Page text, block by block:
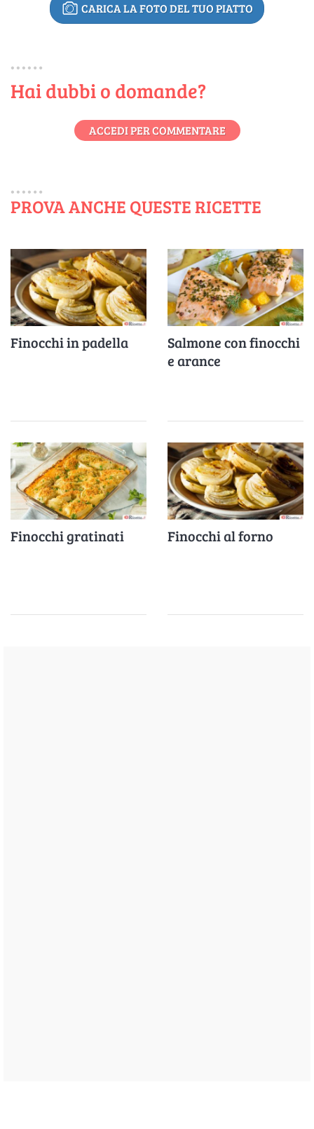
CARICA LA FOTO DEL TUO PIATTO
Hai dubbi o domande?
ACCEDI PER COMMENTARE
PROVA ANCHE QUESTE RICETTE
Finocchi in padella
Salmone con finocchi
e arance
Finocchi gratinati Finocchi al forno